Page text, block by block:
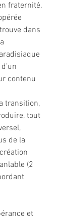
fraternité.
dans
contenu
transition,
tout
de la
(2
et